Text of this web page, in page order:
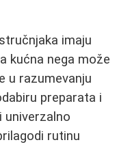
imaju
kućna nega može
u razumevanju
preparata i
rutinu